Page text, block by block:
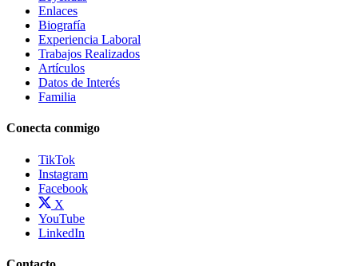
Enlaces
Biografía
Experiencia Laboral
Trabajos Realizados
Artículos
Datos de Interés
Familia
Conecta conmigo
TikTok
Instagram
Facebook
X
YouTube
LinkedIn